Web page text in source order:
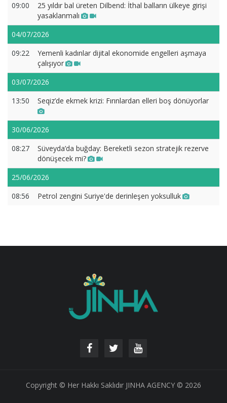
09:00
25 yıldır bal üreten Dilbend: İthal balların ülkeye girişi
yasaklanmalı
04/07/2026
09:22
Yemenli kadınlar dijital ekonomide engelleri aşmaya
çalışıyor
03/07/2026
13:50
Seqiz’de ekmek krizi: Fırınlardan elleri boş dönüyorlar
30/06/2026
08:27
Süveyda’da buğday: Bereketli sezon stratejik rezerve
dönüşecek mi?
25/06/2026
08:56
Petrol zengini Suriye'de derinleşen yoksulluk
Copyright © Her Hakkı Saklıdır JINHA AGENCY © 2026